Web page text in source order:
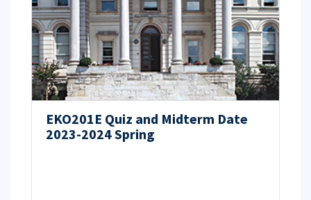
EKO201E Quiz and Midterm Date
2023-2024 Spring